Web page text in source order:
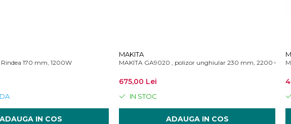
Rindea 170 mm, 1200W
ADAUGA IN COS
MAKITA
MAKITA GA9020 , polizor unghiular 230 mm, 2200 w
675,00 Lei
IN STOC
ADAUGA IN COS